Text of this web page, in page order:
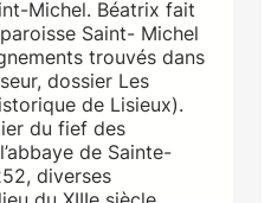
Michel. Béatrix fait
Saint- Michel
trouvés dans
dossier Les
de Lisieux).
du fief des
de Sainte-
diverses